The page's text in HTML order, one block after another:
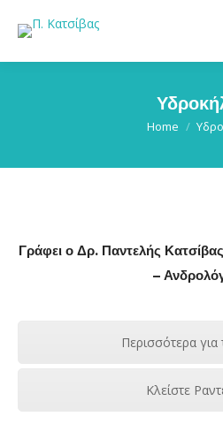
You are here:
Home
Γράφει ο Δρ. Παντελής
–
Περισσότερα για
Κλείστε